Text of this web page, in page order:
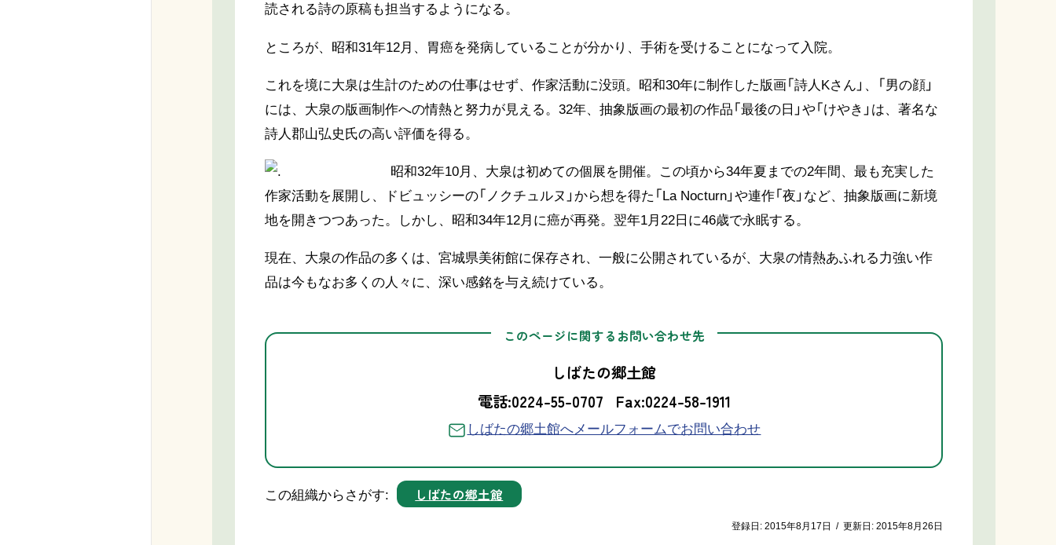
読される詩の原稿も担当するようになる。
ところが、昭和31年12月、胃癌を発病していることが分かり、手術を受けることになって入院。
これを境に大泉は生計のための仕事はせず、作家活動に没頭。昭和30年に制作した版画「詩人Kさん」、「男の顔」
には、大泉の版画制作への情熱と努力が見える。32年、抽象版画の最初の作品「最後の日」や「けやき」は、著名な
詩人郡山弘史氏の高い評価を得る。
昭和32年10月、大泉は初めての個展を開催。この頃から34年夏までの2年間、最も充実した
作家活動を展開し、ドビュッシーの「ノクチュルヌ」から想を得た「La Nocturn」や連作「夜」など、抽象版画に新境
地を開きつつあった。しかし、昭和34年12月に癌が再発。翌年1月22日に46歳で永眠する。
現在、大泉の作品の多くは、宮城県美術館に保存され、一般に公開されているが、大泉の情熱あふれる力強い作
品は今もなお多くの人々に、深い感銘を与え続けている。
このページに関するお問い合わせ先
しばたの郷土館
電話:0224-55-0707
Fax:0224-58-1911
しばたの郷土館へメールフォームでお問い合わせ
この組織からさがす: しばたの郷土館
登録日:2015年8月17日 / 更新日:2015年8月26日